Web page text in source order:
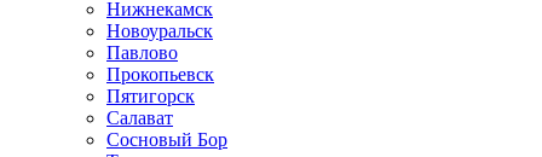
Нижнекамск
Новоуральск
Павлово
Прокопьевск
Пятигорск
Салават
Сосновый Бор